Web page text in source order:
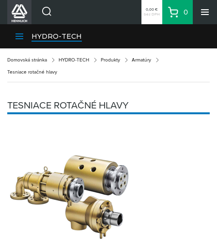
Divízie HENNLICH
Kariéra
Kontakty
Nákupný zoznam
Partner Zone
0,00 €
bez DPH
Košík
0
HYDRO-TECH
Domovská stránka HYDRO-TECH Produkty Armatúry
Tesniace rotačné hlavy
TESNIACE ROTAČNÉ HLAVY